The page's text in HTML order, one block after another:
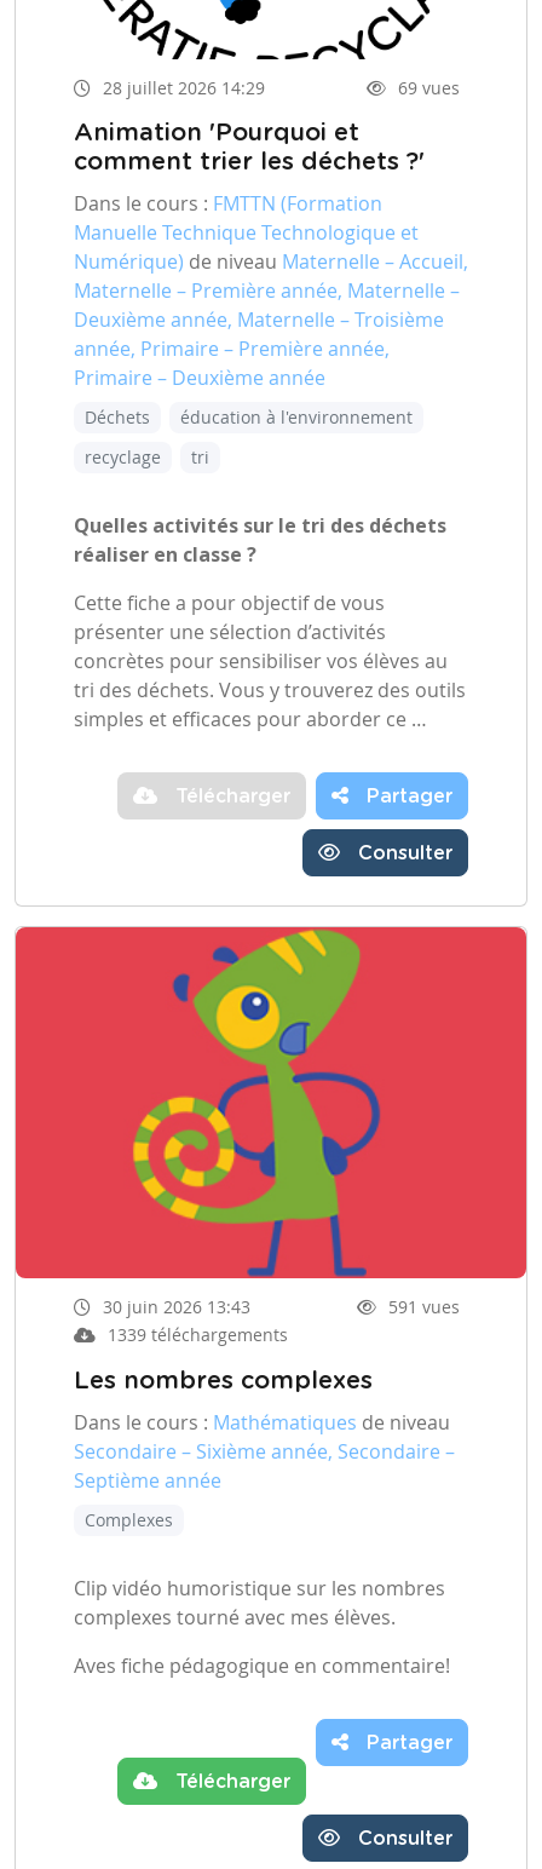
28 juillet 2026 14:29 69 vues
Animation 'Pourquoi et
comment trier les déchets ?'
Dans le cours : FMTTN (Formation
Manuelle Technique Technologique et
Numérique) de niveau Maternelle – Accueil,
Maternelle – Première année, Maternelle –
Deuxième année, Maternelle – Troisième
année, Primaire – Première année,
Primaire – Deuxième année
Déchets
éducation à l'environnement
recyclage
tri
Quelles activités sur le tri des déchets
réaliser en classe ?
Cette fiche a pour objectif de vous
présenter une sélection d’activités
concrètes pour sensibiliser vos élèves au
tri des déchets. Vous y trouverez des outils
simples et efficaces pour aborder ce …
Télécharger Partager
Consulter
30 juin 2026 13:43
591 vues
1339 téléchargements
Les nombres complexes
Dans le cours : Mathématiques de niveau
Secondaire – Sixième année, Secondaire –
Septième année
Complexes
Clip vidéo humoristique sur les nombres
complexes tourné avec mes élèves.
Aves fiche pédagogique en commentaire!
Télécharger
Partager
Consulter